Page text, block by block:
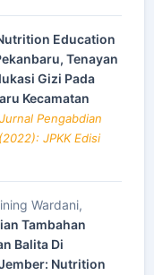
Education
Tenayan
Gizi Pada
Kecamatan
Jurnal Pengabdian
JPKK Edisi
Wardani,
Tambahan
Balita Di
Nutrition